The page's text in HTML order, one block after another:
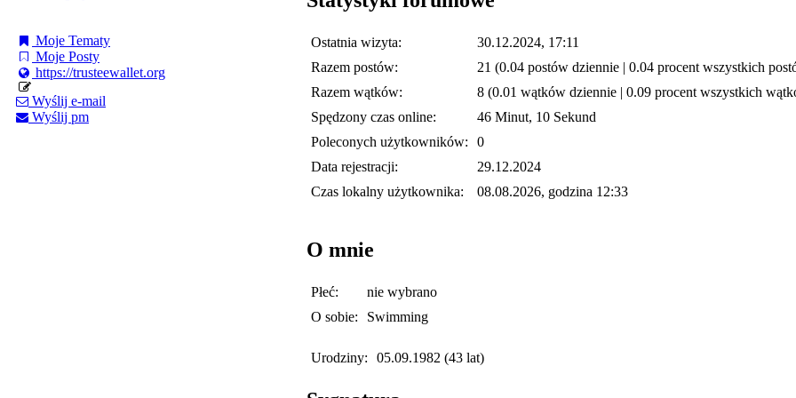
Moje Tematy
Moje Posty
https://trusteewallet.org
Wyślij e-mail
Wyślij pm
Ostatnia wizyta:
30.12.2024, 17:11
Razem postów:
21 (0.04 postów dziennie | 0.04 procent wszystkich
Razem wątków:
8 (0.01 wątków dziennie | 0.09 procent wszystkich
Spędzony czas online:
46 Minut, 10 Sekund
Poleconych użytkowników:
0
Data rejestracji:
29.12.2024
Czas lokalny użytkownika:
08.08.2026, godzina 12:33
O mnie
Płeć:
nie wybrano
O sobie:
Swimming
Urodziny: 05.09.1982 (43 lat)